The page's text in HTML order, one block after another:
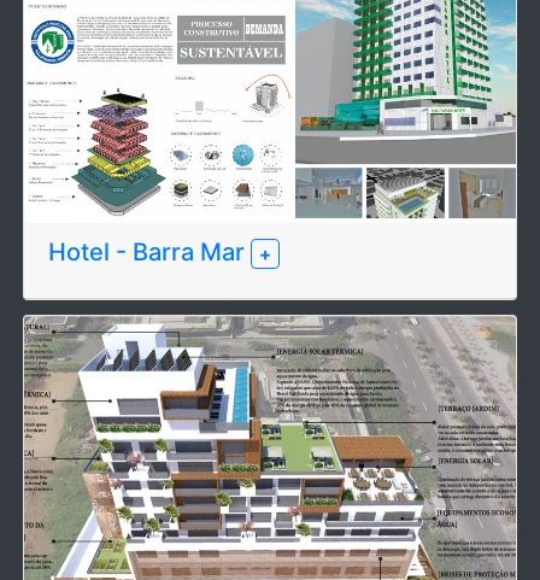
Hotel - Barra Mar +